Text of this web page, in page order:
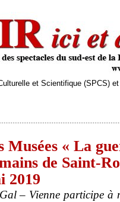
et Scientifique (SPCS)
Musées « La
de Saint-
2019
– Vienne participe